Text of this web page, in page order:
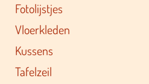
Fotolijstjes
Vloerkleden
Kussens
Tafelzeil